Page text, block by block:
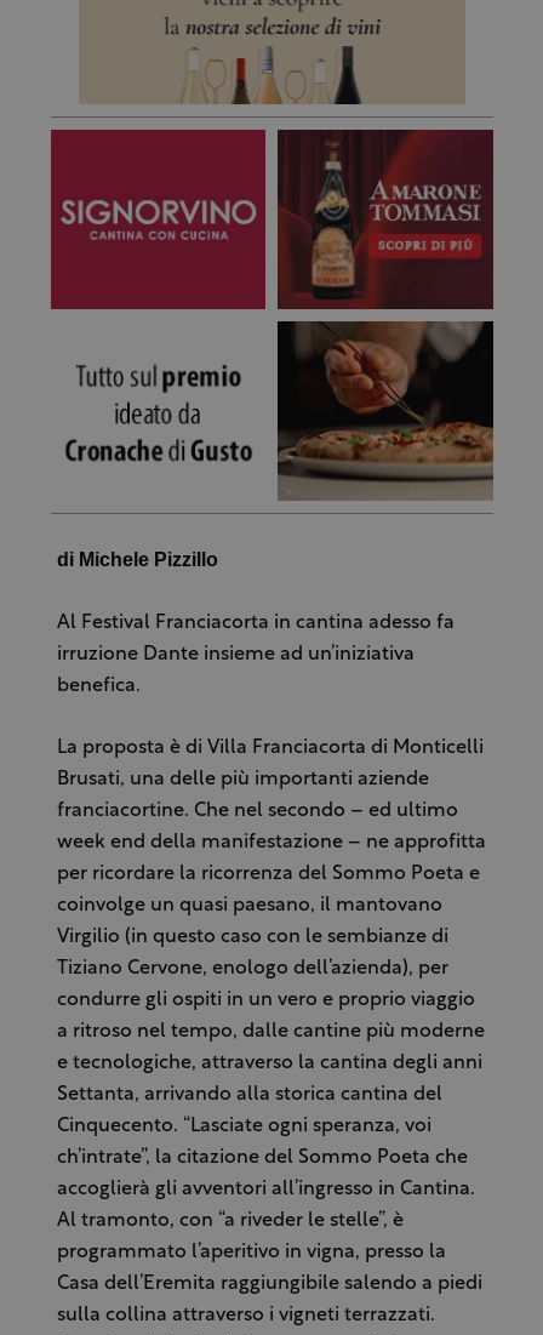
di Michele Pizzillo
Al Festival Franciacorta in cantina adesso fa
irruzione Dante insieme ad un’iniziativa
benefica.
La proposta è di Villa Franciacorta di Monticelli
Brusati, una delle più importanti aziende
franciacortine. Che nel secondo – ed ultimo
week end della manifestazione – ne approfitta
per ricordare la ricorrenza del Sommo Poeta e
coinvolge un quasi paesano, il mantovano
Virgilio (in questo caso con le sembianze di
Tiziano Cervone, enologo dell’azienda), per
condurre gli ospiti in un vero e proprio viaggio
a ritroso nel tempo, dalle cantine più moderne
e tecnologiche, attraverso la cantina degli anni
Settanta, arrivando alla storica cantina del
Cinquecento. “Lasciate ogni speranza, voi
ch’intrate”, la citazione del Sommo Poeta che
accoglierà gli avventori all’ingresso in Cantina.
Al tramonto, con “a riveder le stelle”, è
programmato l’aperitivo in vigna, presso la
Casa dell’Eremita raggiungibile salendo a piedi
sulla collina attraverso i vigneti terrazzati.